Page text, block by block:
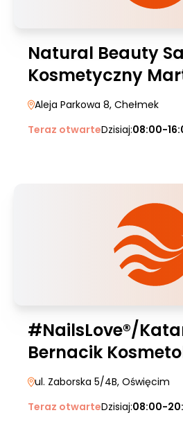
Natural Beauty
Kosmetyczny
Aleja Parkowa 8, Chełmek
Teraz otwarteDzisiaj:08:00-
#NailsLove®/
Bernacik
ul. Zaborska 5/4B, Oświęcim
Teraz otwarteDzisiaj:08:00-